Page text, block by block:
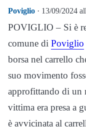
Poviglio · 13/09/2024
POVIGLIO – Si è
comune di Poviglio
borsa nel carrello
suo movimento
approfittando di un
vittima era presa a
è avvicinata al